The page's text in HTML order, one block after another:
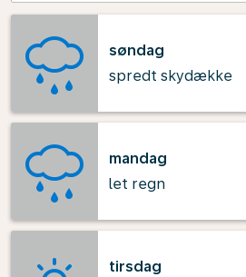
søndag
spredt skydække
mandag
let regn
tirsdag